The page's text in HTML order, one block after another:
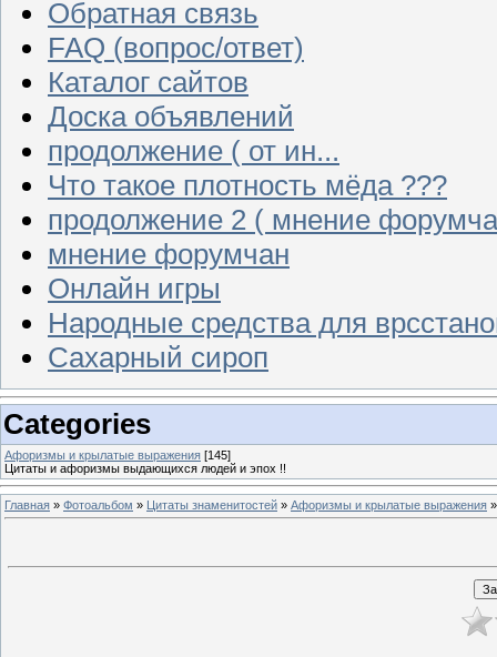
Обратная связь
FAQ (вопрос/ответ)
Каталог сайтов
Доска объявлений
продолжение ( от ин...
Что такое плотность мёда ???
продолжение 2 ( мнение
мнение форумчан
Онлайн игры
Народные средства для
Сахарный сироп
Categories
Афоризмы и крылатые выражения [145]
Цитаты и афоризмы выдающихся людей и эпох !!
Главная » Фотоальбом » Цитаты знаменитостей » Афоризмы и крылатые выражения